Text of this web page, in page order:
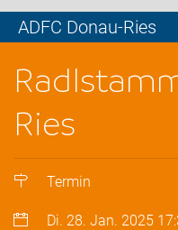
ADFC Donau-Ries
Ries
Termin
Di. 28. Jan. 2025